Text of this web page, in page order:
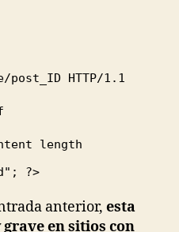
HTTP/1.1
length
?>
anterior, esta
en sitios con